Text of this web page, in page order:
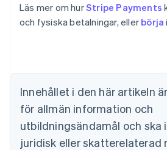
Läs mer om hurStripe Payments
och fysiska betalningar, eller börja
Innehållet i den här artikeln
för allmän information och
utbildningsändamål och ska
juridisk eller skatterelaterad
Nederlands Français Deutsch English
Brasilien
Português English
Bulgarien
English